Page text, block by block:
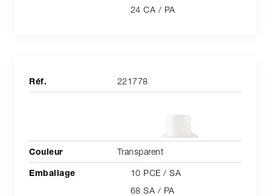
24 CA / PA
221778
Transparent
10 PCE / SA
68 SA / PA